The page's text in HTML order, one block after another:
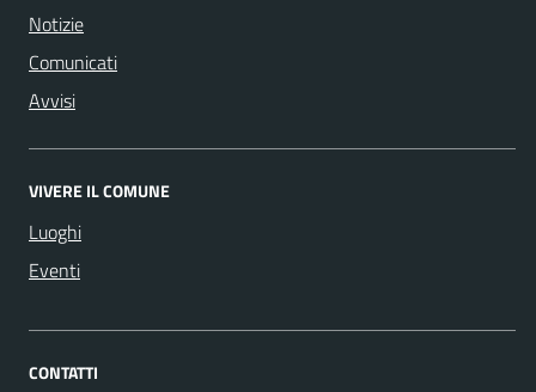
Notizie
Comunicati
Avvisi
VIVERE IL COMUNE
Luoghi
Eventi
CONTATTI